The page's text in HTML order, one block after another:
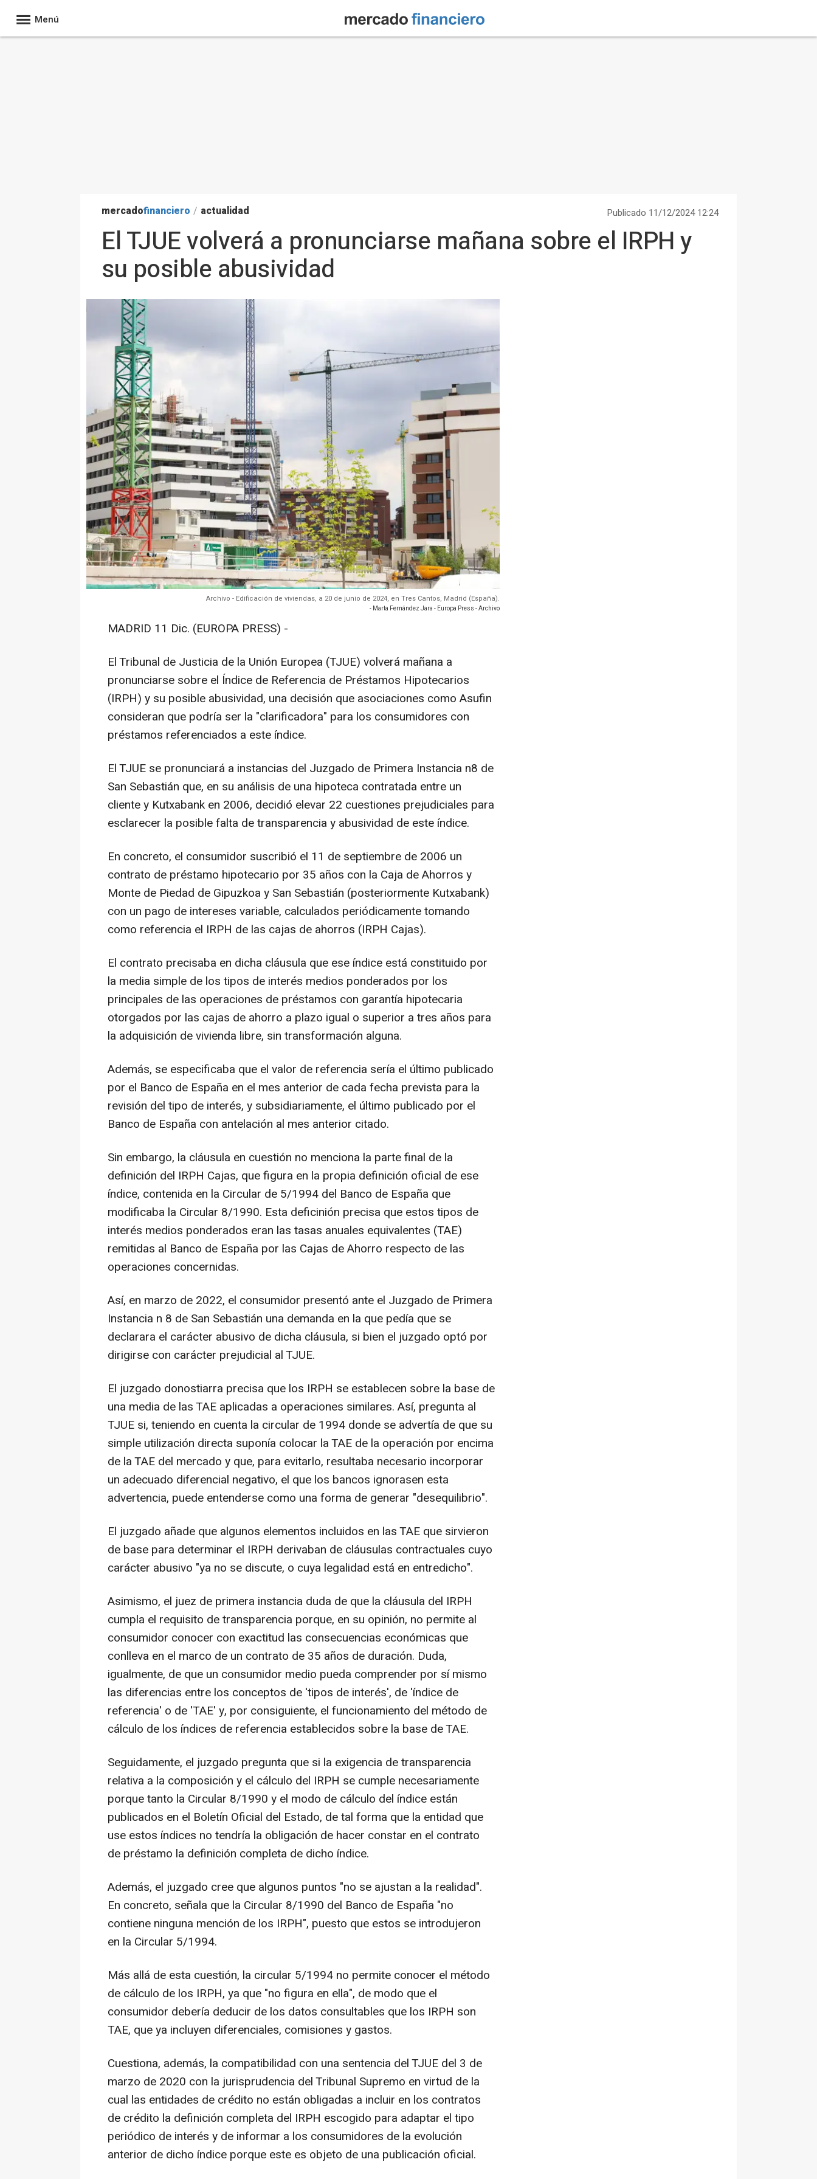
Menú
mercadofinanciero / actualidad Publicado 11/12/2024 12:24
El TJUE volverá a pronunciarse mañana sobre el IRPH y
su posible abusividad
Archivo - Edificación de viviendas, a 20 de junio de 2024, en Tres Cantos, Madrid (España).
- Marta Fernández Jara - Europa Press - Archivo
MADRID 11 Dic. (EUROPA PRESS) -
El Tribunal de Justicia de la Unión Europea (TJUE) volverá mañana a
pronunciarse sobre el Índice de Referencia de Préstamos Hipotecarios
(IRPH) y su posible abusividad, una decisión que asociaciones como Asufin
consideran que podría ser la "clarificadora" para los consumidores con
préstamos referenciados a este índice.
El TJUE se pronunciará a instancias del Juzgado de Primera Instancia n8 de
San Sebastián que, en su análisis de una hipoteca contratada entre un
cliente y Kutxabank en 2006, decidió elevar 22 cuestiones prejudiciales para
esclarecer la posible falta de transparencia y abusividad de este índice.
En concreto, el consumidor suscribió el 11 de septiembre de 2006 un
contrato de préstamo hipotecario por 35 años con la Caja de Ahorros y
Monte de Piedad de Gipuzkoa y San Sebastián (posteriormente Kutxabank)
con un pago de intereses variable, calculados periódicamente tomando
como referencia el IRPH de las cajas de ahorros (IRPH Cajas).
El contrato precisaba en dicha cláusula que ese índice está constituido por
la media simple de los tipos de interés medios ponderados por los
principales de las operaciones de préstamos con garantía hipotecaria
otorgados por las cajas de ahorro a plazo igual o superior a tres años para
la adquisición de vivienda libre, sin transformación alguna.
Además, se especificaba que el valor de referencia sería el último publicado
por el Banco de España en el mes anterior de cada fecha prevista para la
revisión del tipo de interés, y subsidiariamente, el último publicado por el
Banco de España con antelación al mes anterior citado.
Sin embargo, la cláusula en cuestión no menciona la parte final de la
definición del IRPH Cajas, que figura en la propia definición oficial de ese
índice, contenida en la Circular de 5/1994 del Banco de España que
modificaba la Circular 8/1990. Esta deficinión precisa que estos tipos de
interés medios ponderados eran las tasas anuales equivalentes (TAE)
remitidas al Banco de España por las Cajas de Ahorro respecto de las
operaciones concernidas.
Así, en marzo de 2022, el consumidor presentó ante el Juzgado de Primera
Instancia n 8 de San Sebastián una demanda en la que pedía que se
declarara el carácter abusivo de dicha cláusula, si bien el juzgado optó por
dirigirse con carácter prejudicial al TJUE.
El juzgado donostiarra precisa que los IRPH se establecen sobre la base de
una media de las TAE aplicadas a operaciones similares. Así, pregunta al
TJUE si, teniendo en cuenta la circular de 1994 donde se advertía de que su
simple utilización directa suponía colocar la TAE de la operación por encima
de la TAE del mercado y que, para evitarlo, resultaba necesario incorporar
un adecuado diferencial negativo, el que los bancos ignorasen esta
advertencia, puede entenderse como una forma de generar "desequilibrio".
El juzgado añade que algunos elementos incluidos en las TAE que sirvieron
de base para determinar el IRPH derivaban de cláusulas contractuales cuyo
carácter abusivo "ya no se discute, o cuya legalidad está en entredicho".
Asimismo, el juez de primera instancia duda de que la cláusula del IRPH
cumpla el requisito de transparencia porque, en su opinión, no permite al
consumidor conocer con exactitud las consecuencias económicas que
conlleva en el marco de un contrato de 35 años de duración. Duda,
igualmente, de que un consumidor medio pueda comprender por sí mismo
las diferencias entre los conceptos de 'tipos de interés', de 'índice de
referencia' o de 'TAE' y, por consiguiente, el funcionamiento del método de
cálculo de los índices de referencia establecidos sobre la base de TAE.
Seguidamente, el juzgado pregunta que si la exigencia de transparencia
relativa a la composición y el cálculo del IRPH se cumple necesariamente
porque tanto la Circular 8/1990 y el modo de cálculo del índice están
publicados en el Boletín Oficial del Estado, de tal forma que la entidad que
use estos índices no tendría la obligación de hacer constar en el contrato
de préstamo la definición completa de dicho índice.
Además, el juzgado cree que algunos puntos "no se ajustan a la realidad".
En concreto, señala que la Circular 8/1990 del Banco de España "no
contiene ninguna mención de los IRPH", puesto que estos se introdujeron
en la Circular 5/1994.
Más allá de esta cuestión, la circular 5/1994 no permite conocer el método
de cálculo de los IRPH, ya que "no figura en ella", de modo que el
consumidor debería deducir de los datos consultables que los IRPH son
TAE, que ya incluyen diferenciales, comisiones y gastos.
Cuestiona, además, la compatibilidad con una sentencia del TJUE del 3 de
marzo de 2020 con la jurisprudencia del Tribunal Supremo en virtud de la
cual las entidades de crédito no están obligadas a incluir en los contratos
de crédito la definición completa del IRPH escogido para adaptar el tipo
periódico de interés y de informar a los consumidores de la evolución
anterior de dicho índice porque este es objeto de una publicación oficial.